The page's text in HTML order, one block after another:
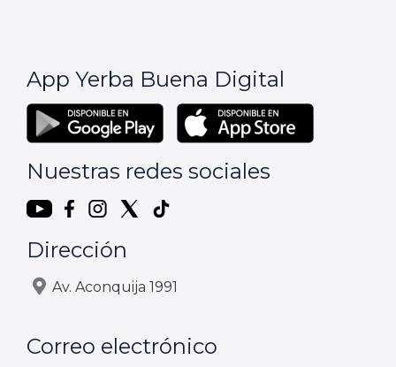
App Yerba Buena Digital
Nuestras redes sociales
Dirección
Av. Aconquija 1991
Correo electrónico